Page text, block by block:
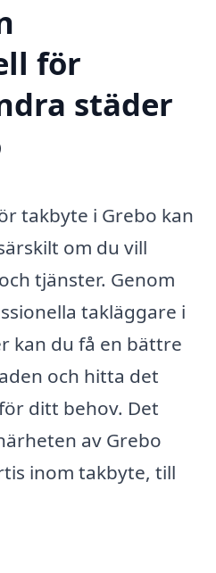
för
städer
takbyte i Grebo kan
om du vill
tjänster. Genom
takläggare i
kan du få en bättre
och hitta det
ditt behov. Det
av Grebo
inom takbyte, till